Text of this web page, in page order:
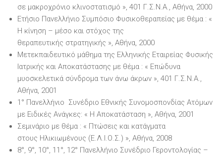
σε μακροχρόνιο κλινοστατισμό », 401 Γ.Σ.Ν.Α., Αθήνα, 2000
Ετήσιο Πανελλήνιο Συμπόσιο Φυσικοθεραπείας με θέμα : «
Η κίνηση – μέσο και στόχος της
θεραπευτικής στρατηγικής », Αθήνα, 2000
Μετεκπαιδευτικό μάθημα της Ελληνικής Εταιρείας Φυσικής
Ιατρικής και Αποκατάστασης με θέμα : « Επώδυνα
μυοσκελετικά σύνδρομα των άνω άκρων », 401 Γ.Σ.Ν.Α.,
Αθήνα, 2001
1° Πανελλήνιο Συνέδριο Εθνικής Συνομοσπονδίας Ατόμων
με Ειδικές Ανάγκες: « Η Αποκατάσταση », Αθήνα, 2001
Σεμινάριο με θέμα : « Πτώσεις και κατάγματα
στους Ηλικιωμένους (Ε.Λ.Ι.Ο.Σ.) », Αθήνα, 2008
8°, 9°, 10°, 11°, 12° Πανελλήνιο Συνέδριο Γεροντολογίας –